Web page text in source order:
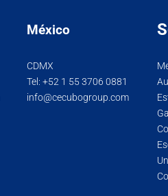
México
CDMX
Tel:+52 1 55 3706 0881
info@cecubogroup.com